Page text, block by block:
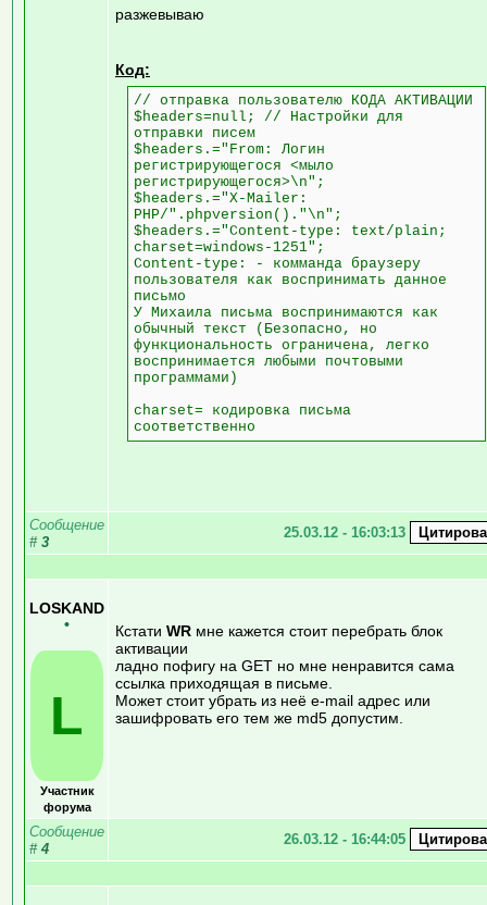
разжевываю
Код:
// отправка пользователю КОДА АКТИВАЦИИ
$headers=null; // Настройки для
отправки писем
$headers.="From: Логин
регистрирующегося <мыло
регистрирующегося>\n";
$headers.="X-Mailer:
PHP/".phpversion()."\n";
$headers.="Content-type: text/plain;
charset=windows-1251";
Content-type: - комманда браузеру
пользователя как воспринимать данное
письмо
У Михаила письма воспринимаются как
обычный текст (Безопасно, но
функциональность ограничена, легко
воспринимается любыми почтовыми
программами)
charset= кодировка письма
соответственно
Сообщение
# 3
25.03.12 - 16:03:13
LOSKAND
•
L
Участник
форума
Кстати WR мне кажется стоит перебрать блок
активации
ладно пофигу на GET но мне ненравится сама
ссылка приходящая в письме.
Может стоит убрать из неё e-mail адрес или
зашифровать его тем же md5 допустим.
Сообщение
# 4
26.03.12 - 16:44:05